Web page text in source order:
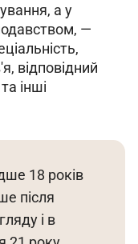
а у
—
відповідний
інші
18 років
після
і в